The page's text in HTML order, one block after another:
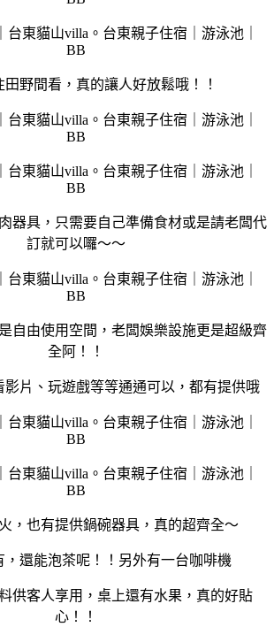
野間看，真的讓人好放鬆哦！！
器具，只需要自己準備食材或是請老闆代
訂就可以囉～～
自由使用空間，老闆娛樂設施更是超級齊
全阿！！
影片、玩遊戲等等通通可以，都有提供哦
，也有提供鍋碗器具，真的超齊全～
，還能泡茶呢！！另外有一台咖啡機
供客人享用，桌上還有水果，真的好貼
心！！